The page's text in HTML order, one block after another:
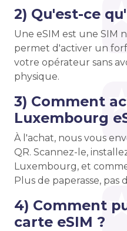
2) Qu'est-ce
Une eSIM est une SIM
permet d'activer un
votre opérateur sans
physique.
3) Comment
Luxembourg
À l'achat, nous vous
QR. Scannez-le,
Luxembourg, et
Plus de paperasse, pas
4) Comment
carte eSIM ?